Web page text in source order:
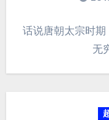
话说唐朝太宗时
无